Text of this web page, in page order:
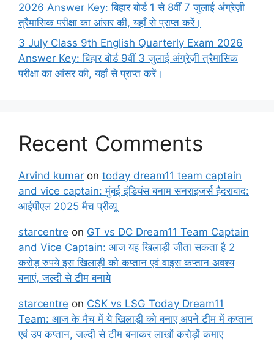
2026 Answer Key: बिहार बोर्ड 1 से 8वीं 7 जुलाई अंग्रेज़ी
त्रैमासिक परीक्षा का आंसर की, यहाँ से प्राप्त करें।
3 July Class 9th English Quarterly Exam 2026
Answer Key: बिहार बोर्ड 9वीं 3 जुलाई अंग्रेज़ी त्रैमासिक
परीक्षा का आंसर की, यहाँ से प्राप्त करें।
Recent Comments
Arvind kumar on today dream11 team captain
and vice captain: मुंबई इंडियंस बनाम सनराइजर्स हैदराबाद:
आईपीएल 2025 मैच प्रीव्यू
starcentre on GT vs DC Dream11 Team Captain
and Vice Captain: आज यह खिलाड़ी जीता सकता है 2
करोड़ रुपये इस खिलाड़ी को कप्तान एवं वाइस कप्तान अवश्य
बनाएं, जल्दी से टीम बनाये
starcentre on CSK vs LSG Today Dream11
Team: आज के मैच में ये खिलाड़ी को बनाए अपने टीम में कप्तान
एवं उप कप्तान, जल्दी से टीम बनाकर लाखों करोड़ों कमाए